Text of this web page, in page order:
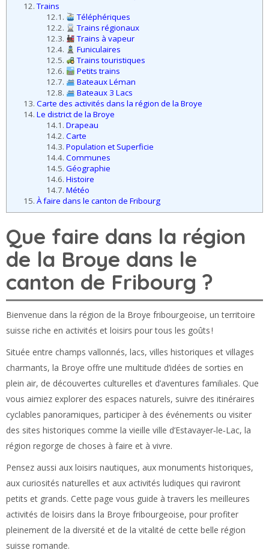
15.À faire dans le canton de Fribourg
Que faire dans la région
de la Broye dans le
canton de Fribourg ?
Bienvenue dans la région de la Broye fribourgeoise, un territoire
suisse riche en activités et loisirs pour tous les goûts !
Située entre champs vallonnés, lacs, villes historiques et villages
charmants, la Broye offre une multitude d’idées de sorties en
plein air, de découvertes culturelles et d’aventures familiales. Que
vous aimiez explorer des espaces naturels, suivre des itinéraires
des sites historiques comme la vieille ville d’Estavayer‑le‑Lac, la
région regorge de choses à faire et à vivre.
Pensez aussi aux loisirs nautiques, aux monuments historiques,
aux curiosités naturelles et aux activités ludiques qui raviront
petits et grands. Cette page vous guide à travers les meilleures
activités de loisirs dans la Broye fribourgeoise, pour profiter
pleinement de la diversité et de la vitalité de cette belle région
suisse romande.
La Torpille a listé les plus de 40 activités à faire ou à visiter en 11
catégories :
Monuments historiques
Bâtiments modernes
Animaux
Loisirs en intérieur
Sorties
Activités nautiques
Musées
Curiosités naturelles
Lieux de baignade
Trains
Voir toutes les